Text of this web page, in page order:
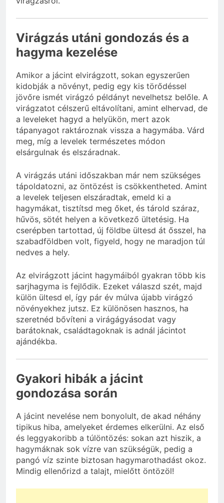
Virágzás utáni gondozás és a
hagyma kezelése
Amikor a jácint elvirágzott, sokan egyszerűen
kidobják a növényt, pedig egy kis törődéssel
jövőre ismét virágzó példányt nevelhetsz belőle. A
virágzatot célszerű eltávolítani, amint elhervad, de
a leveleket hagyd a helyükön, mert azok
tápanyagot raktároznak vissza a hagymába. Várd
meg, míg a levelek természetes módon
elsárgulnak és elszáradnak.
A virágzás utáni időszakban már nem szükséges
tápoldatozni, az öntözést is csökkentheted. Amint
a levelek teljesen elszáradtak, emeld ki a
hagymákat, tisztítsd meg őket, és tárold száraz,
hűvös, sötét helyen a következő ültetésig. Ha
cserépben tartottad, új földbe ültesd át ősszel, ha
szabadföldben volt, figyeld, hogy ne maradjon túl
nedves a hely.
Az elvirágzott jácint hagymáiból gyakran több kis
sarjhagyma is fejlődik. Ezeket válaszd szét, majd
külön ültesd el, így pár év múlva újabb virágzó
növényekhez jutsz. Ez különösen hasznos, ha
szeretnéd bővíteni a virágágyásodat vagy
barátoknak, családtagoknak is adnál jácintot
ajándékba.
Gyakori hibák a jácint
gondozása során
A jácint nevelése nem bonyolult, de akad néhány
tipikus hiba, amelyeket érdemes elkerülni. Az első
és leggyakoribb a túlöntözés: sokan azt hiszik, a
hagymáknak sok vízre van szükségük, pedig a
pangó víz szinte biztosan hagymarothadást okoz.
Mindig ellenőrizd a talajt, mielőtt öntözöl!